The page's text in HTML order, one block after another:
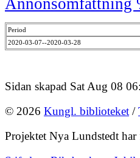
Annonsomfattning
Period
2020-03-07--2020-03-28
Sidan skapad Sat Aug 08
© 2026 Kungl. biblioteket /
Projektet Nya Lundstedt har